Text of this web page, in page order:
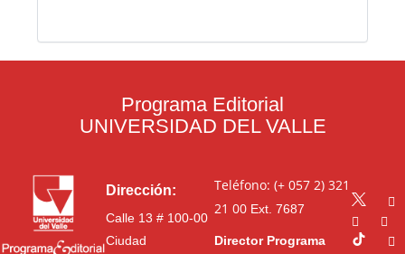
Programa Editorial
UNIVERSIDAD DEL VALLE
Dirección:
Calle 13 # 100-00
Ciudad
Teléfono: (+ 057 2) 321
21 00Ext. 7687
Director Programa